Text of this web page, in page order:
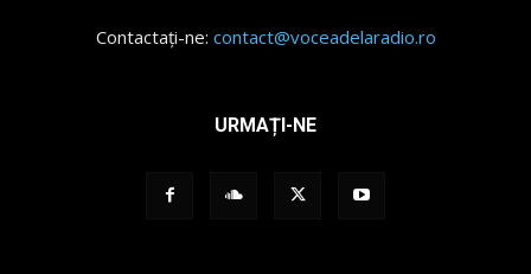
Contactați-ne: contact@voceadelaradio.ro
URMAȚI-NE